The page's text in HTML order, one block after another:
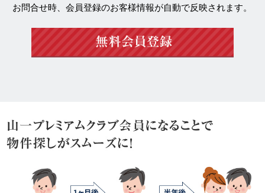
お問合せ時、会員登録のお客様情報が自動で反映されます。